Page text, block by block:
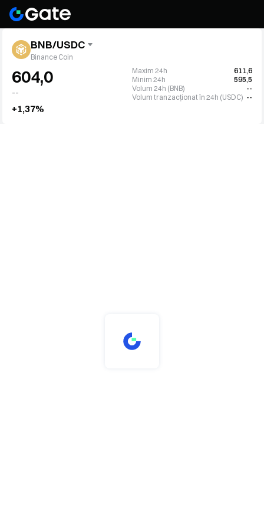
BNB/USDC
Binance Coin
604,0
--
+1,37%
Maxim 24h
611,6
Minim 24h
595,5
Volum 24h (BNB)
--
Volum tranzacționat în 24h (USDC) --